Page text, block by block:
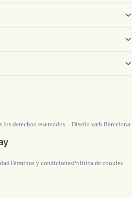
los derechos reservados. · Diseño web Barcelona
Términos y condicionesPolítica de cookies